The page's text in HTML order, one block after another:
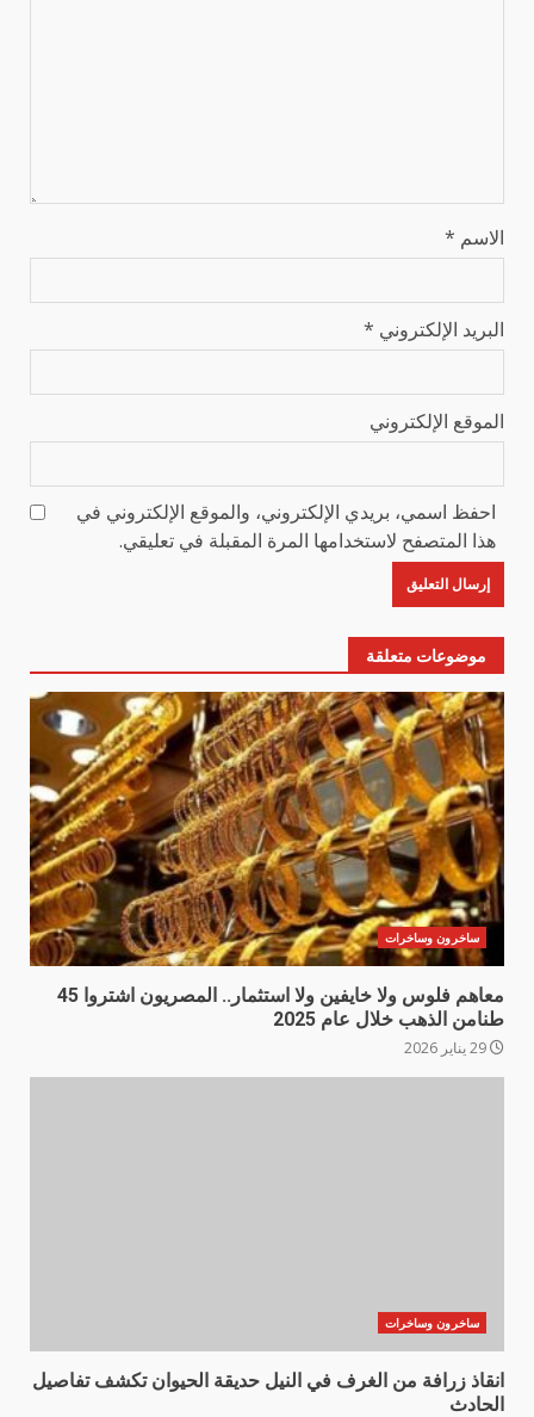
الاسم *
البريد الإلكتروني *
الموقع الإلكتروني
احفظ اسمي، بريدي الإلكتروني، والموقع الإلكتروني في
هذا المتصفح لاستخدامها المرة المقبلة في تعليقي.
موضوعات متعلقة
ساخرون وساخرات
معاهم فلوس ولا خايفين ولا استثمار.. المصريون اشتروا 45
طنامن الذهب خلال عام 2025
ساخرون وساخرات
انقاذ زرافة من الغرف في النيل حديقة الحيوان تكشف تفاصيل
الحادث